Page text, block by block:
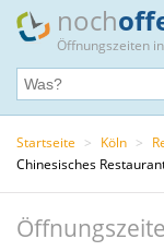
noch
Öffnungszeiten
Startseite > Köln >
Chinesisches